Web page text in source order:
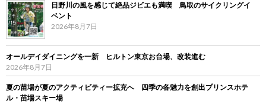
日野川の風を感じて絶品ジビエも満喫 鳥取のサイクリングイ
ベント
2026年8月7日
オールデイダイニングを一新 ヒルトン東京お台場、改装進む
2026年8月7日
夏の苗場が夏のアクティビティー拡充へ 四季の各魅力を創出プリンスホテ
ル・苗場スキー場